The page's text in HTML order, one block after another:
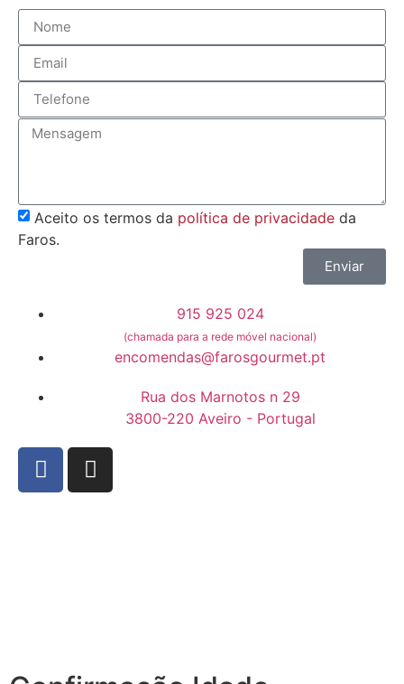
Aceito os termos da política de privacidade da
Faros.
Enviar
915 925 024
(chamada para a rede móvel nacional)
encomendas@farosgourmet.pt
Rua dos Marnotos n 29
3800-220 Aveiro - Portugal